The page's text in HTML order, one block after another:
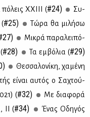
ΧΧΙ­ΙΙ (#24)
Συ­
#25)
Τώ­ρα θα μι­λή­σω
Μι­κρά πα­ρα­λει­πό­
#28) Τα εμ­βό­λια (#29)
Θεσ­σα­λο­νί­κη, χα­μέ­νη
εί­ναι αυ­τός ο Σα­χτού­
(#32)
Με δια­φο­ρά
ΙΙ (#34)
Ένας Οδη­γός